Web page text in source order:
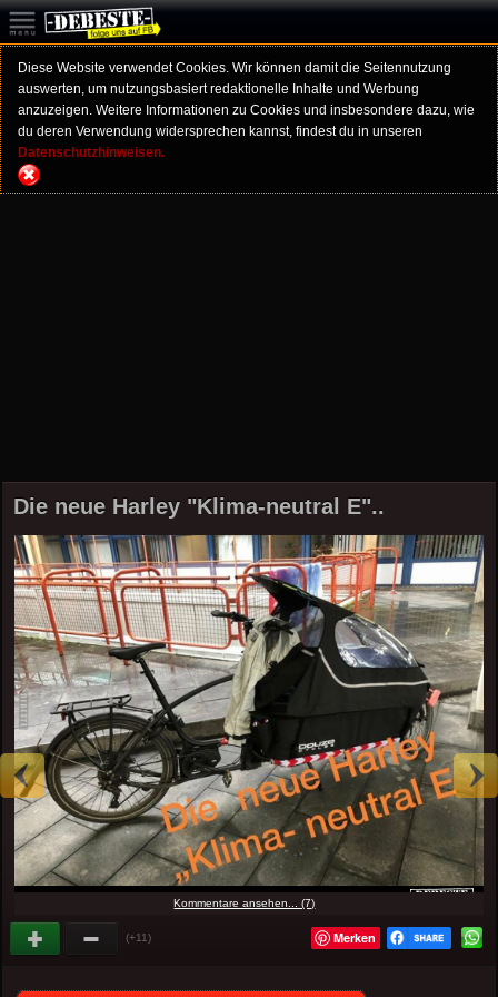
Diese Website verwendet Cookies. Wir können damit die Seitennutzung
auswerten, um nutzungsbasiert redaktionelle Inhalte und Werbung
anzuzeigen. Weitere Informationen zu Cookies und insbesondere dazu, wie
du deren Verwendung widersprechen kannst, findest du in unseren
Datenschutzhinweisen.
Die neue Harley "Klima-neutral E"..
Kommentare ansehen... (7)
(+11) Merken